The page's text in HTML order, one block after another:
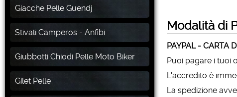
Giacche Pelle Guendj
Stivali Camperos - Anfibi
Giubbotti Chiodi Pelle Moto Biker
Gilet Pelle
Modalità di
PAYPAL - CARTA
Puoi pagare i tuoi
L'accredito è
La spedizione